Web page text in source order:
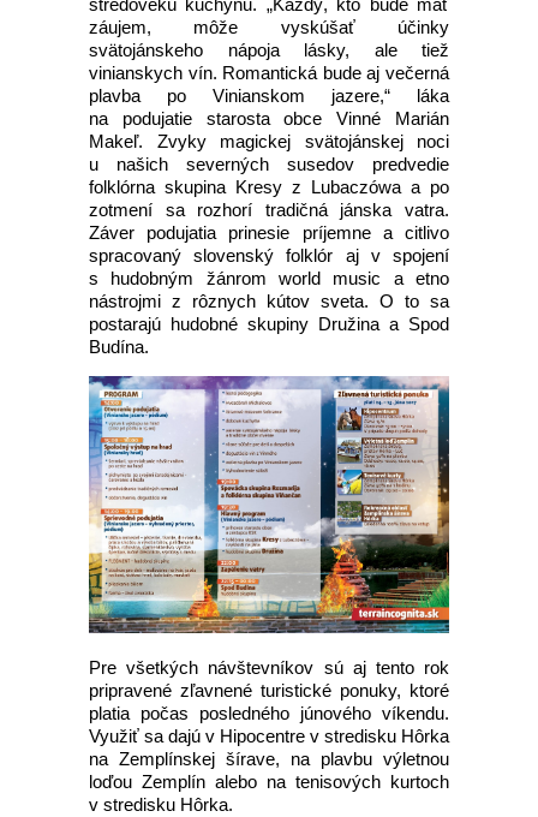
stredovekú kuchyňu. „Každý, kto bude mať
záujem, môže vyskúšať účinky
svätojánskeho nápoja lásky, ale tiež
vinianskych vín. Romantická bude aj večerná
plavba po Vinianskom jazere,“ láka
na podujatie starosta obce Vinné Marián
Makeľ. Zvyky magickej svätojánskej noci
u našich severných susedov predvedie
folklórna skupina Kresy z Lubaczówa a po
zotmení sa rozhorí tradičná jánska vatra.
Záver podujatia prinesie príjemne a citlivo
spracovaný slovenský folklór aj v spojení
s hudobným žánrom world music a etno
nástrojmi z rôznych kútov sveta. O to sa
postarajú hudobné skupiny Družina a Spod
Budína.
Pre všetkých návštevníkov sú aj tento rok
pripravené zľavnené turistické ponuky, ktoré
platia počas posledného júnového víkendu.
Využiť sa dajú v Hipocentre v stredisku Hôrka
na Zemplínskej šírave, na plavbu výletnou
loďou Zemplín alebo na tenisových kurtoch
v stredisku Hôrka.